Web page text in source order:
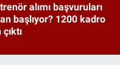
alımı başvuruları
başlıyor? 1200 kadro